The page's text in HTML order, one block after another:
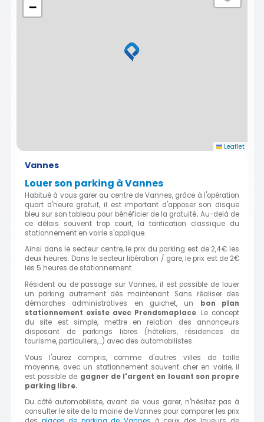
−
Leaflet
Vannes
Louer son parking à Vannes
Habitué à vous garer au centre de Vannes, grâce à l'opération
quart d'heure gratuit, il est important d'apposer son disque
bleu sur son tableau pour bénéficier de la gratuité. Au-delà de
ce délais souvent trop court, la tarification classique du
stationnement en voirie s'applique.
Ainsi dans le secteur centre, le prix du parking est de 2,4€ les
deux heures. Dans le secteur libération / gare, le prix est de 2€
les 5 heures de stationnement.
Résident ou de passage sur Vannes, il est possible de louer
un parking autrement dès maintenant. Sans réaliser des
démarches administratives en guichet, un bon plan
stationnement existe avec Prendsmaplace. Le concept
du site est simple, mettre en relation des annonceurs
disposant de parkings libres (hôteliers, résidences de
tourisme, particuliers,...) avec des automobilistes.
Vous l'aurez compris, comme d'autres villes de taille
moyenne, avec un stationnement souvent cher en voirie, il
est possible de gagner de l'argent en louant son propre
parking libre.
Du côté automobiliste, avant de vous garer, n'hésitez pas à
consulter le site de la mairie de Vannes pour comparer les prix